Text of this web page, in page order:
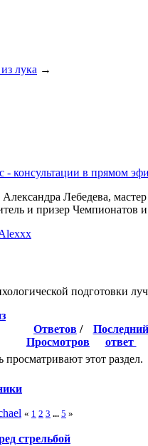
лука →
- консультации в прямом
Александра Лебедева,
и призер
подготовки
Ответов /
Просмотров
Последний
ответ
просматривают этот раздел.
« 1 2 3 ... 5 »
стрельбой